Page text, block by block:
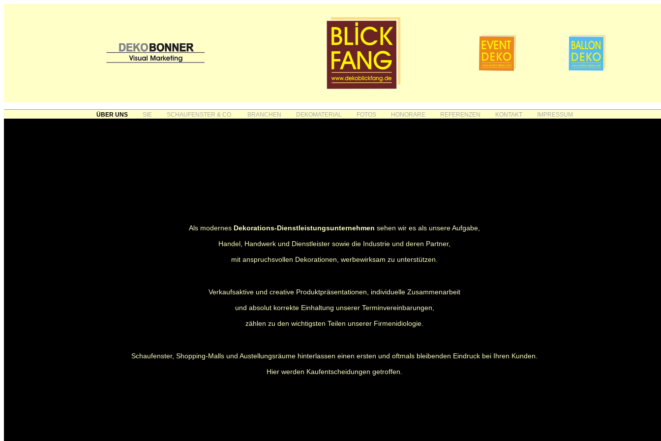
ÜBER UNS SIE SCHAUFENSTER & CO. BRANCHEN DEKOMATERIAL FOTOS HONORARE REFERENZEN KONTAKT IMPRESSUM
Als modernes Dekorations-Dienstleistungsunternehmen sehen wir es als unsere Aufgabe,
Handel, Handwerk und Dienstleister sowie die Industrie und deren Partner,
mit anspruchsvollen Dekorationen, werbewirksam zu unterstützen.
Verkaufsaktive und creative Produktpräsentationen, individuelle Zusammenarbeit
und absolut korrekte Einhaltung unserer Terminvereinbarungen,
zählen zu den wichtigsten Teilen unserer Firmenidiologie.
Schaufenster, Shopping-Malls und Austellungsräume hinterlassen einen ersten und oftmals bleibenden Eindruck bei Ihren Kunden.
Hier werden Kaufentscheidungen getroffen.